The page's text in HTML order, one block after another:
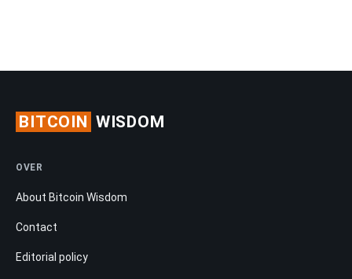
BITCOIN WISDOM
OVER
About Bitcoin Wisdom
Contact
Editorial policy